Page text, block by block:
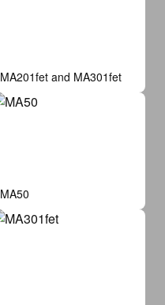
MA201fet and MA301fet
MA50